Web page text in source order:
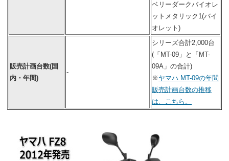
ベリーダークバイオレ
ットメタリック1(バイ
オレット)
販売計画台数(国
内・年間)
-
シリーズ合計2,000台
(「MT-09」と「MT-
09A」の合計)
※ ヤマハ MT-09の年間
販売計画台数の推移
は、こちら。